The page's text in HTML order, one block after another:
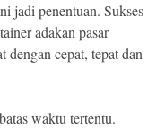
jadi penentuan. Sukses
adakan pasar
cepat, tepat dan
waktu tertentu.